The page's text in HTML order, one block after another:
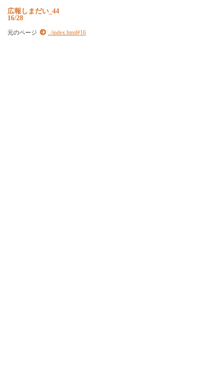
広報しまだい_44
16/28
元のページ ../index.html#16